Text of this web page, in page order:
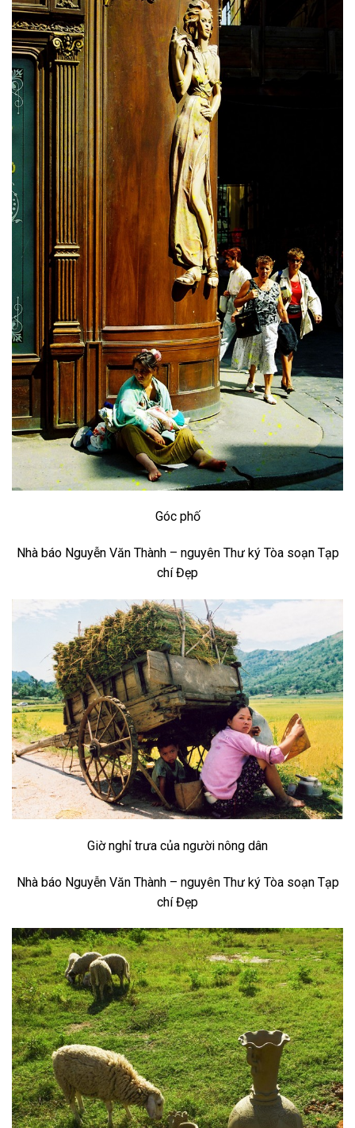
Góc phố
Nhà báo Nguyễn Văn Thành – nguyên Thư ký Tòa soạn Tạp
chí Đẹp
Giờ nghỉ trưa của người nông dân
Nhà báo Nguyễn Văn Thành – nguyên Thư ký Tòa soạn Tạp
chí Đẹp